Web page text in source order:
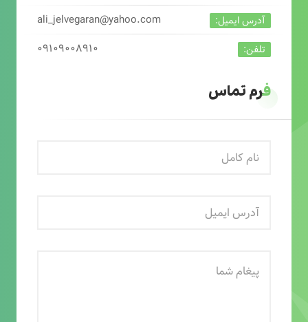
آدرس ایمیل: ali_jelvegaran@yahoo.com
تلفن: ۰۹۱۰۹۰۰۸۹۱۰
فرم تماس